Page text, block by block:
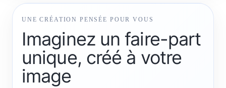
UNE CRÉATION PENSÉE POUR VOUS
Imaginez un faire-part
unique, créé à votre
image